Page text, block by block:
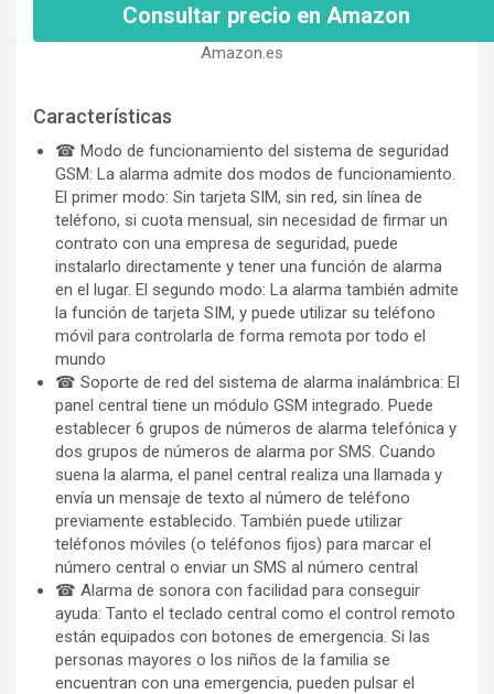
Consultar precio en Amazon
Amazon.es
Características
☎ Modo de funcionamiento del sistema de seguridad
GSM: La alarma admite dos modos de funcionamiento.
El primer modo: Sin tarjeta SIM, sin red, sin línea de
teléfono, si cuota mensual, sin necesidad de firmar un
contrato con una empresa de seguridad, puede
instalarlo directamente y tener una función de alarma
en el lugar. El segundo modo: La alarma también admite
la función de tarjeta SIM, y puede utilizar su teléfono
móvil para controlarla de forma remota por todo el
mundo
☎ Soporte de red del sistema de alarma inalámbrica: El
panel central tiene un módulo GSM integrado. Puede
establecer 6 grupos de números de alarma telefónica y
dos grupos de números de alarma por SMS. Cuando
suena la alarma, el panel central realiza una llamada y
envía un mensaje de texto al número de teléfono
previamente establecido. También puede utilizar
teléfonos móviles (o teléfonos fijos) para marcar el
número central o enviar un SMS al número central
☎ Alarma de sonora con facilidad para conseguir
ayuda: Tanto el teclado central como el control remoto
están equipados con botones de emergencia. Si las
personas mayores o los niños de la familia se
encuentran con una emergencia, pueden pulsar el